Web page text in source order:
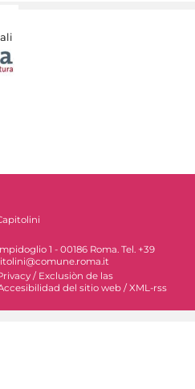
1 - 00186 Roma. Tel. +39
/ Exclusiòn de las
del sitio web / XML-rss